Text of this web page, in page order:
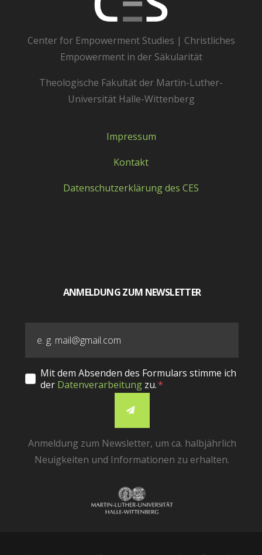
Center for Empowerment Studies | Christliches
Empowerment in der Säkularität
Theologische Fakultät der Martin-Luther-
Universität Halle-Wittenberg
Impressum
Kontakt
Datenschutzerklärung des CES
ANMELDUNG ZUM NEWSLETTER
Mit dem Absenden des Formulars stimme ich
der Datenverarbeitung zu.
Anmeldung zum Newsletter, um ca. halbjährlich
Neuigkeiten und Informationen zu erhalten.